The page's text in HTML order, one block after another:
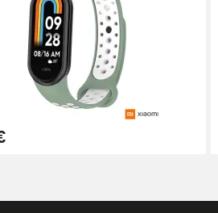
1,80 mm - 8 bis 25 mm